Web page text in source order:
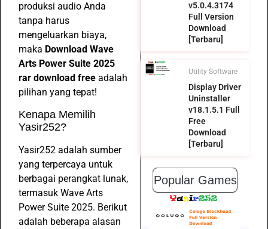
produksi audio Anda
tanpa harus
mengeluarkan biaya,
maka Download Wave
Arts Power Suite 2025
rar download free adalah
pilihan yang tepat!
Kenapa Memilih
Yasir252?
Yasir252 adalah sumber
yang terpercaya untuk
berbagai perangkat lunak,
termasuk Wave Arts
Power Suite 2025. Berikut
adalah beberapa alasan
v5.0.4.3174
Full Version
Download
[Terbaru]
Utility Software
Display Driver
Uninstaller
v18.1.5.1 Full
Free
Download
[Terbaru]
Popular Games